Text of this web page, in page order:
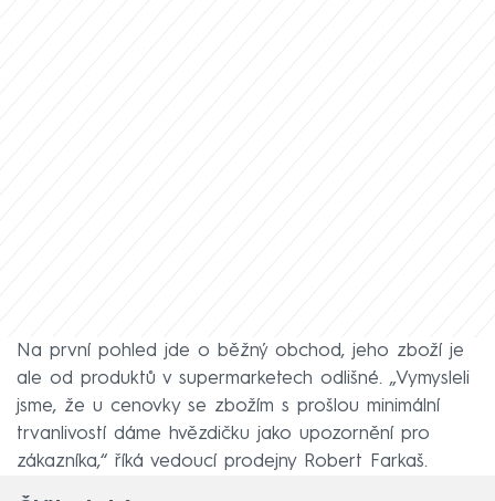
Na první pohled jde o běžný obchod, jeho zboží je
ale od produktů v supermarketech odlišné. „Vymysleli
jsme, že u cenovky se zbožím s prošlou minimální
trvanlivostí dáme hvězdičku jako upozornění pro
zákazníka,“ říká vedoucí prodejny Robert Farkaš.